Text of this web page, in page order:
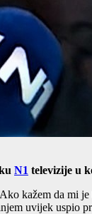
N1 televizije u
kažem da mi
uvijek uspio